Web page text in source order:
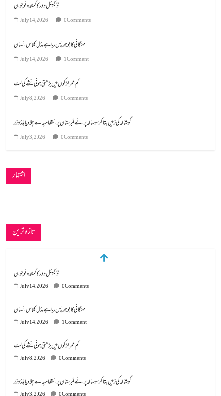
ڈیجیٹل دور کا گمشدہ نوجوان
July 14, 2026 0 Comments
مہنگائی کا بوجھ پس رہا ہے مڈل کلاس انسان
July 14, 2026 1 Comment
کم عمر لڑکوں میں بڑھتی ہوئی نشے کی لت
July 8, 2026 0 Comments
گوشالہ کی زمین بتا کر سوسالہ پرانے قبرستان پر انتظامیہ نے چلا دیا بلڈوزر
July 3, 2026 0 Comments
اشتہار
تازہ ترین
ڈیجیٹل دور کا گمشدہ نوجوان
مہنگائی کا بوجھ پس رہا ہے مڈل کلاس انسان
July 14, 2026 1 Comment
کم عمر لڑکوں میں بڑھتی ہوئی نشے کی لت
July 8, 2026 0 Comments
گوشالہ کی زمین بتا کر سوسالہ پرانے قبرستان پر انتظامیہ نے چلا دیا بلڈوزر
July 3, 2026 0 Comments
تالیف قلب مسلم سوسائٹی کی ایک ذمے داری ہے